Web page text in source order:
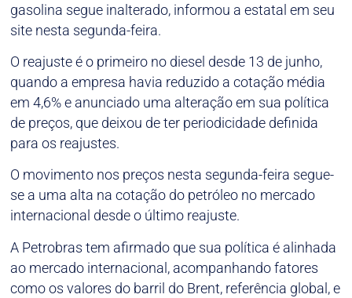
gasolina segue inalterado, informou a estatal em seu
site nesta segunda-feira.
O reajuste é o primeiro no diesel desde 13 de junho,
quando a empresa havia reduzido a cotação média
em 4,6% e anunciado uma alteração em sua política
de preços, que deixou de ter periodicidade definida
para os reajustes.
O movimento nos preços nesta segunda-feira segue-
se a uma alta na cotação do petróleo no mercado
internacional desde o último reajuste.
A Petrobras tem afirmado que sua política é alinhada
ao mercado internacional, acompanhando fatores
como os valores do barril do Brent, referência global, e